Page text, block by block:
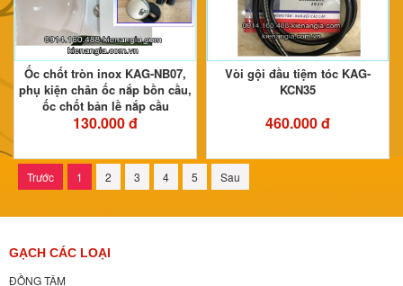
Ốc chốt tròn inox KAG-NB07,
phụ kiện chân ốc nắp bồn cầu,
ốc chốt bản lề nắp cầu
130.000 đ
Vòi gội đầu tiệm tóc KAG-
KCN35
460.000 đ
Trước 1 2 3 4 5 Sau
GẠCH CÁC LOẠI
ĐỒNG TÂM